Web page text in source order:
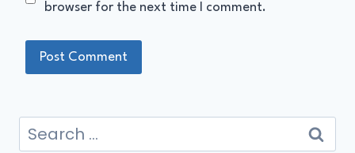
browser for the next time I comment.